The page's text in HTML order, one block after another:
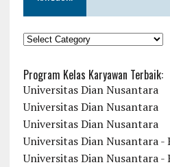
KATEGORI
Program Kelas Karyawan Terbaik:
Universitas Dian Nusantara
Universitas Dian Nusantara
Universitas Dian Nusantara
Universitas Dian Nusantara -
Universitas Dian Nusantara -